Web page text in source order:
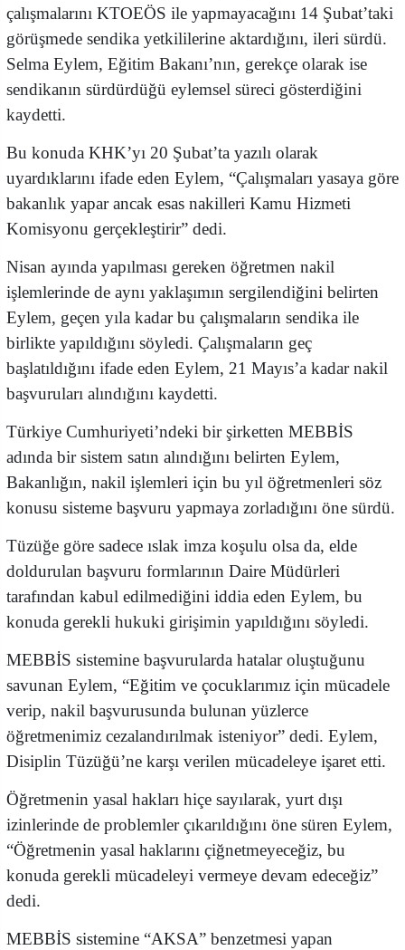
çalışmalarını KTOEÖS ile yapmayacağını 14 Şubat’taki
görüşmede sendika yetkililerine aktardığını, ileri sürdü.
Selma Eylem, Eğitim Bakanı’nın, gerekçe olarak ise
sendikanın sürdürdüğü eylemsel süreci gösterdiğini
kaydetti.
Bu konuda KHK’yı 20 Şubat’ta yazılı olarak
uyardıklarını ifade eden Eylem, “Çalışmaları yasaya göre
bakanlık yapar ancak esas nakilleri Kamu Hizmeti
Komisyonu gerçekleştirir” dedi.
Nisan ayında yapılması gereken öğretmen nakil
işlemlerinde de aynı yaklaşımın sergilendiğini belirten
Eylem, geçen yıla kadar bu çalışmaların sendika ile
birlikte yapıldığını söyledi. Çalışmaların geç
başlatıldığını ifade eden Eylem, 21 Mayıs’a kadar nakil
başvuruları alındığını kaydetti.
Türkiye Cumhuriyeti’ndeki bir şirketten MEBBİS
adında bir sistem satın alındığını belirten Eylem,
Bakanlığın, nakil işlemleri için bu yıl öğretmenleri söz
konusu sisteme başvuru yapmaya zorladığını öne sürdü.
Tüzüğe göre sadece ıslak imza koşulu olsa da, elde
doldurulan başvuru formlarının Daire Müdürleri
tarafından kabul edilmediğini iddia eden Eylem, bu
konuda gerekli hukuki girişimin yapıldığını söyledi.
MEBBİS sistemine başvurularda hatalar oluştuğunu
savunan Eylem, “Eğitim ve çocuklarımız için mücadele
verip, nakil başvurusunda bulunan yüzlerce
öğretmenimiz cezalandırılmak isteniyor” dedi. Eylem,
Disiplin Tüzüğü’ne karşı verilen mücadeleye işaret etti.
Öğretmenin yasal hakları hiçe sayılarak, yurt dışı
izinlerinde de problemler çıkarıldığını öne süren Eylem,
“Öğretmenin yasal haklarını çiğnetmeyeceğiz, bu
konuda gerekli mücadeleyi vermeye devam edeceğiz”
dedi.
MEBBİS sistemine “AKSA” benzetmesi yapan